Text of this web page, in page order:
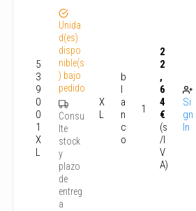
5
3
9
0
0
1
X
L
Unida
d(es)
dispo
nible(s
) bajo
pedido
Consu
lte
stock
y
plazo
de
entreg
a
X
L
b
l
a
n
c
o
1
2
2
,
6
4
€
(s
/I
V
A)
Si
gn
In